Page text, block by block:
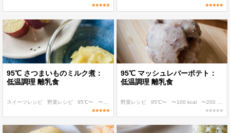
95℃ さつまいものミルク煮：
低温調理 離乳食
スイーツレシピ 野菜レシピ 95℃〜 〜100 kcal 〜200 kcal
95℃ マッシュレバーポテト：
低温調理 離乳食
野菜レシピ 95℃〜 〜100 kcal 〜200 kcal